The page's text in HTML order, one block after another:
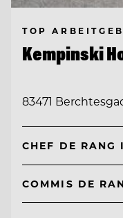
TOP
Kempinski
83471
CHEF DE
COMMIS DE